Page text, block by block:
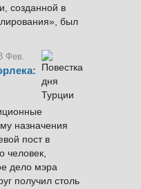
созданной в
был
Фев.
назначения
пост в
человек,
дело мэра
получил столь